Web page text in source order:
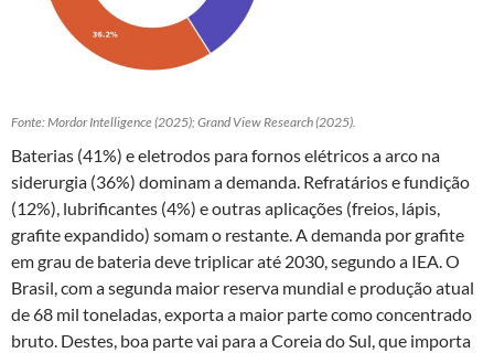
Fonte: Mordor Intelligence (2025); Grand View Research (2025).
Baterias (41%) e eletrodos para fornos elétricos a arco na
siderurgia (36%) dominam a demanda. Refratários e fundição
(12%), lubrificantes (4%) e outras aplicações (freios, lápis,
grafite expandido) somam o restante. A demanda por grafite
em grau de bateria deve triplicar até 2030, segundo a IEA. O
Brasil, com a segunda maior reserva mundial e produção atual
de 68 mil toneladas, exporta a maior parte como concentrado
bruto. Destes, boa parte vai para a Coreia do Sul, que importa